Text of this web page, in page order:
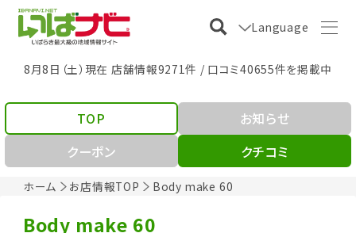
Language
8月8日（土）現在 店舗情報9271件 / 口コミ40655件を掲載中
ホーム お店情報TOP Body make 60
TOP
お知らせ
クーポン
クチコミ
Body make 60